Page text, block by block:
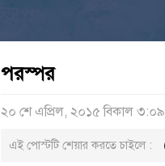
পরস্পর
২০ শে এপ্রিল, ২০১৫ বিকাল ৩:০৯
এই পোস্টটি শেয়ার করতে চাইলে :